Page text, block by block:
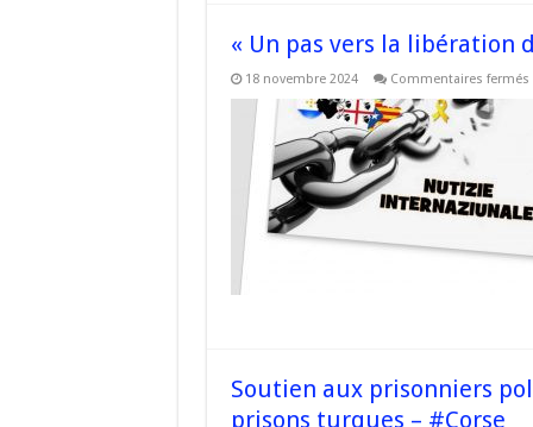
« Un pas vers la libération
18 novembre 2024 Commentaires fermés
–
Soutien aux prisonniers
prisons turques – #Corse